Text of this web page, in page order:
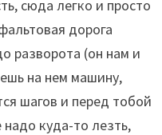
сюда легко и просто
дорога
разворота (он нам и
на нем машину,
шагов и перед тобой
надо куда-то лезть,